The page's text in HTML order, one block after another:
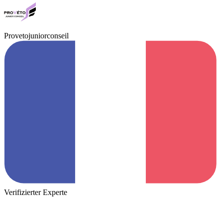
Provetojuniorconseil
Verifizierter Experte